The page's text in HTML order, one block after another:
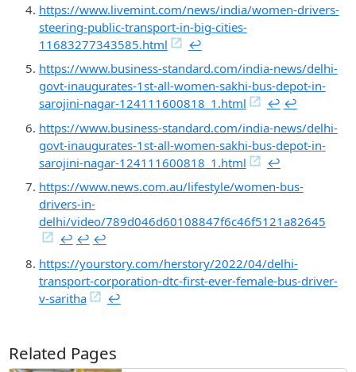
https://www.livemint.com/news/india/women-drivers-
steering-public-transport-in-big-cities-
11683277343585.html
↩︎
https://www.business-standard.com/india-news/delhi-
govt-inaugurates-1st-all-women-sakhi-bus-depot-in-
sarojini-nagar-124111600818_1.html
↩︎ ↩︎
https://www.business-standard.com/india-news/delhi-
govt-inaugurates-1st-all-women-sakhi-bus-depot-in-
sarojini-nagar-124111600818_1.html
↩︎
https://www.news.com.au/lifestyle/women-bus-
drivers-in-
delhi/video/789d046d60108847f6c46f5121a82645
↩︎ ↩︎ ↩︎
https://yourstory.com/herstory/2022/04/delhi-
transport-corporation-dtc-first-ever-female-bus-driver-
v-saritha
↩︎
Related Pages